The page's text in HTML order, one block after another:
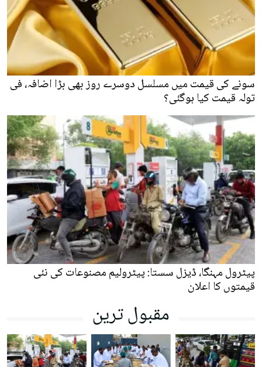
سونے کی قیمت میں مسلسل دوسرے روز بھی بڑا اضافہ، فی
تولہ قیمت کیا ہوگئی؟
پیٹرول مہنگا، ڈیزل سستا: پیٹرولیم مصنوعات کی نئی
قیمتوں کا اعلان
مقبول ترین